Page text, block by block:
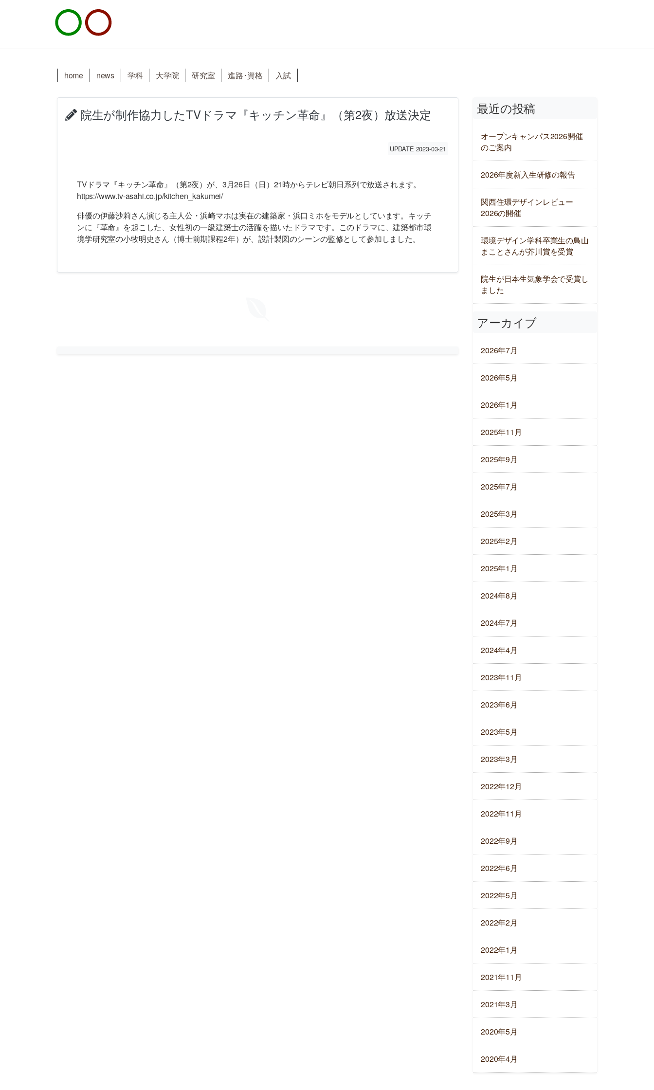
home news 学科 大学院 研究室 進路･資格 入試
院生が制作協力したTVドラマ『キッチン革命』（第2夜）放送決定
UPDATE 2023-03-21
TVドラマ『キッチン革命』（第2夜）が、3月26日（日）21時からテレビ朝日系列で放送されます。
https://www.tv-asahi.co.jp/kitchen_kakumei/
俳優の伊藤沙莉さん演じる主人公・浜崎マホは実在の建築家・浜口ミホをモデルとしています。キッチ
ンに『革命』を起こした、女性初の一級建築士の活躍を描いたドラマです。このドラマに、建築都市環
境学研究室の小牧明史さん（博士前期課程2年）が、設計製図のシーンの監修として参加しました。
最近の投稿
オープンキャンパス2026開催
のご案内
2026年度新入生研修の報告
関西住環デザインレビュー
2026の開催
環境デザイン学科卒業生の鳥山
まことさんが芥川賞を受賞
院生が日本生気象学会で受賞し
ました
アーカイブ
2026年7月
2026年5月
2026年1月
2025年11月
2025年9月
2025年7月
2025年3月
2025年2月
2025年1月
2024年8月
2024年7月
2024年4月
2023年11月
2023年6月
2023年5月
2023年3月
2022年12月
2022年11月
2022年9月
2022年6月
2022年5月
2022年2月
2022年1月
2021年11月
2021年3月
2020年5月
2020年4月